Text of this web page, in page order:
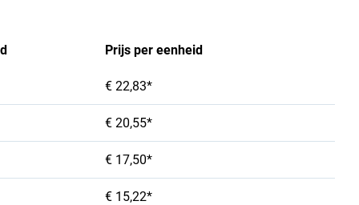
Prijs per eenheid
€ 22,83*
€ 20,55*
€ 17,50*
€ 15,22*